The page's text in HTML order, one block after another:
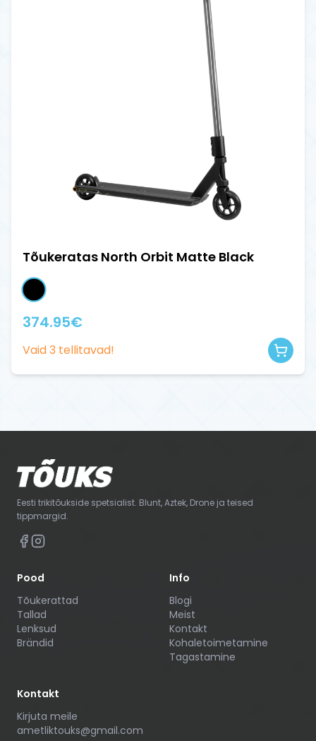
Tõukeratas North Orbit Matte Black
374.95€
Vaid3 tellitavad!
Eesti trikitõukside spetsialist. Blunt, Aztek, Drone ja teised
tippmargid.
Pood
Tõukerattad
Tallad
Lenksud
Brändid
Info
Blogi
Meist
Kontakt
Kohaletoimetamine
Tagastamine
Kontakt
Kirjuta meile
ametliktouks@gmail.com